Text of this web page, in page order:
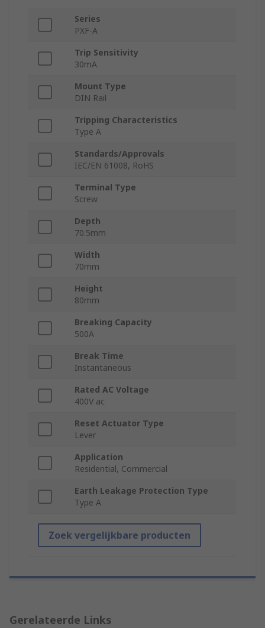
Series
PXF-A
Trip Sensitivity
30mA
Mount Type
DIN Rail
Tripping Characteristics
Type A
Standards/Approvals
IEC/EN 61008, RoHS
Terminal Type
Screw
Depth
70.5mm
Width
70mm
Height
80mm
Breaking Capacity
500A
Break Time
Instantaneous
Rated AC Voltage
400V ac
Reset Actuator Type
Lever
Application
Residential, Commercial
Earth Leakage Protection Type
Type A
Zoek vergelijkbare producten
Gerelateerde Links